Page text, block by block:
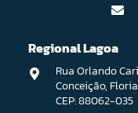
Regional Lagoa
Rua Orlando
Conceição,
CEP: 88062-035